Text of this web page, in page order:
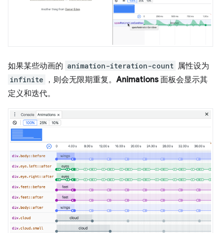
如果某些动画的 animation-iteration-count 属性设为
infinite ，则会无限期重复。Animations面板会显示其
定义和迭代。